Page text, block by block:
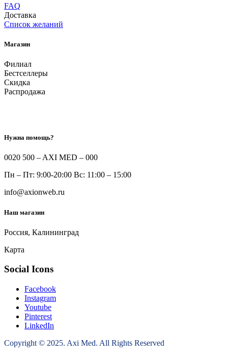
FAQ
Доставка
Список желаний
Магазин
Филиал
Бестселлеры
Скидка
Распродажа
Нужна помощь?
0020 500 – AXI MED – 000
Пн – Пт: 9:00-20:00 Вс: 11:00 – 15:00
info@axionweb.ru
Наш магазин
Россия, Калининград
Карта
Social Icons
Facebook
Instagram
Youtube
Pinterest
LinkedIn
Copyright © 2025. Axi Med. All Rights Reserved